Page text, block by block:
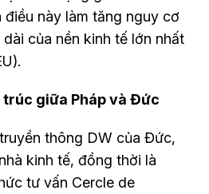
này làm tăng nguy cơ
của nền kinh tế lớn nhất
trúc giữa Pháp và Đức
thông DW của Đức,
kinh tế, đồng thời là
tư vấn Cercle de